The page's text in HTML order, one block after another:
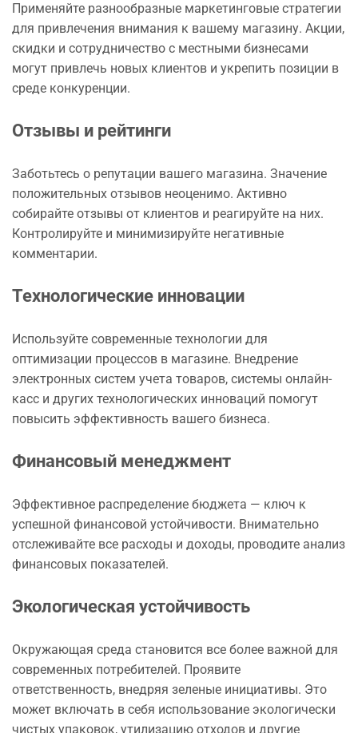
Применяйте разнообразные маркетинговые стратегии
для привлечения внимания к вашему магазину. Акции,
скидки и сотрудничество с местными бизнесами
могут привлечь новых клиентов и укрепить позиции в
среде конкуренции.
Отзывы и рейтинги
Заботьтесь о репутации вашего магазина. Значение
положительных отзывов неоценимо. Активно
собирайте отзывы от клиентов и реагируйте на них.
Контролируйте и минимизируйте негативные
комментарии.
Технологические инновации
Используйте современные технологии для
оптимизации процессов в магазине. Внедрение
электронных систем учета товаров, системы онлайн-
касс и других технологических инноваций помогут
повысить эффективность вашего бизнеса.
Финансовый менеджмент
Эффективное распределение бюджета — ключ к
успешной финансовой устойчивости. Внимательно
отслеживайте все расходы и доходы, проводите анализ
финансовых показателей.
Экологическая устойчивость
Окружающая среда становится все более важной для
современных потребителей. Проявите
ответственность, внедряя зеленые инициативы. Это
может включать в себя использование экологически
чистых упаковок, утилизацию отходов и другие